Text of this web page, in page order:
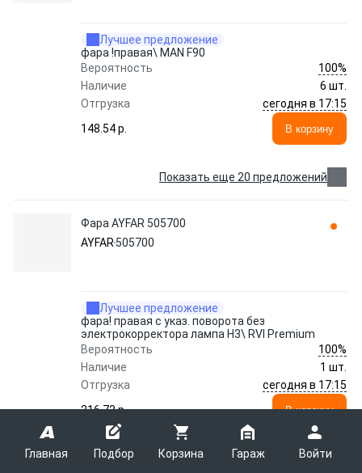
Главная Подбор Корзина Гараж Войти
Лучшее предложение
фара !правая\ MAN F90
Вероятность
100%
Наличие
6 шт.
Отгрузка
сегодня в 17:15
148.54 p.
В корзину
Показать еще 20 предложений
Фара AYFAR 505700
AYFAR 505700
Лучшее предложение
фара! правая с указ. поворота без
электрокорректора лампа H3\ RVI Premium
Вероятность
100%
Наличие
1 шт.
Отгрузка
сегодня в 17:15
216.73 p.
В корзину
Показать еще 5 предложений